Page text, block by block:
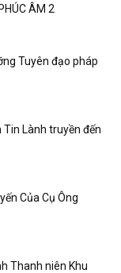
ÂM 2
Tuyên đạo pháp
Tin Lành truyền đến
Của Cụ Ông
Thanh niên Khu